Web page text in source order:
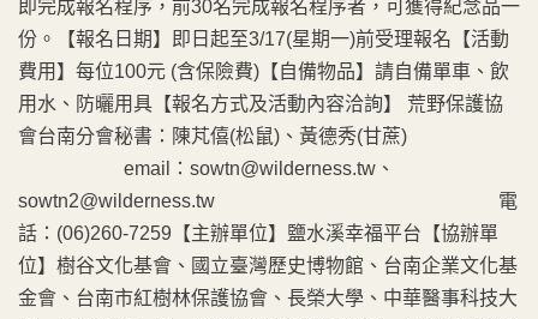
即完成報名程序，前30名完成報名程序者，可獲得紀念品一
份。【報名日期】即日起至3/17(星期一)前受理報名【活動
費用】每位100元 (含保險費)【自備物品】請自備單車、飲
用水、防曬用具【報名方式及活動內容洽詢】 荒野保護協
會台南分會秘書：陳芃僖(松鼠)、黃德秀(甘蔗)
email：sowtn@wilderness.tw、
sowtn2@wilderness.tw 電
話：(06)260-7259【主辦單位】鹽水溪幸福平台【協辦單
位】樹谷文化基會、國立臺灣歷史博物館、台南企業文化基
金會、台南市紅樹林保護協會、長榮大學、中華醫事科技大